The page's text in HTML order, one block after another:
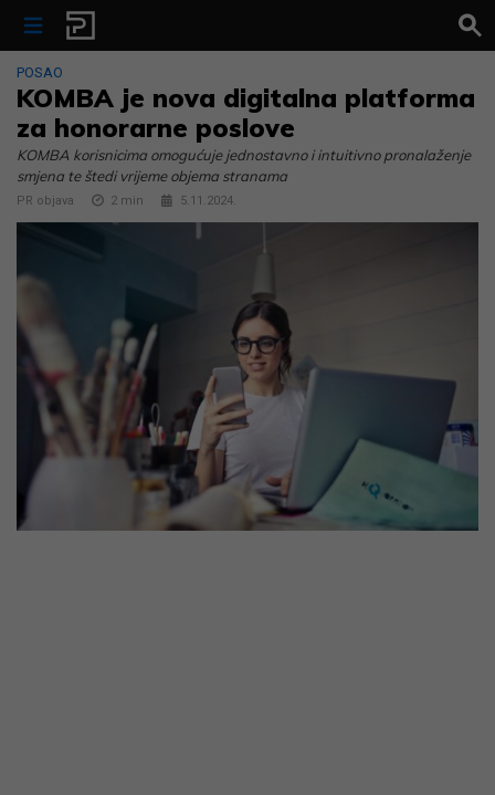
Skip to content
POSAO
KOMBA je nova digitalna platforma
za honorarne poslove
KOMBA korisnicima omogućuje jednostavno i intuitivno pronalaženje
smjena te štedi vrijeme objema stranama
PR objava 2 min 5.11.2024.